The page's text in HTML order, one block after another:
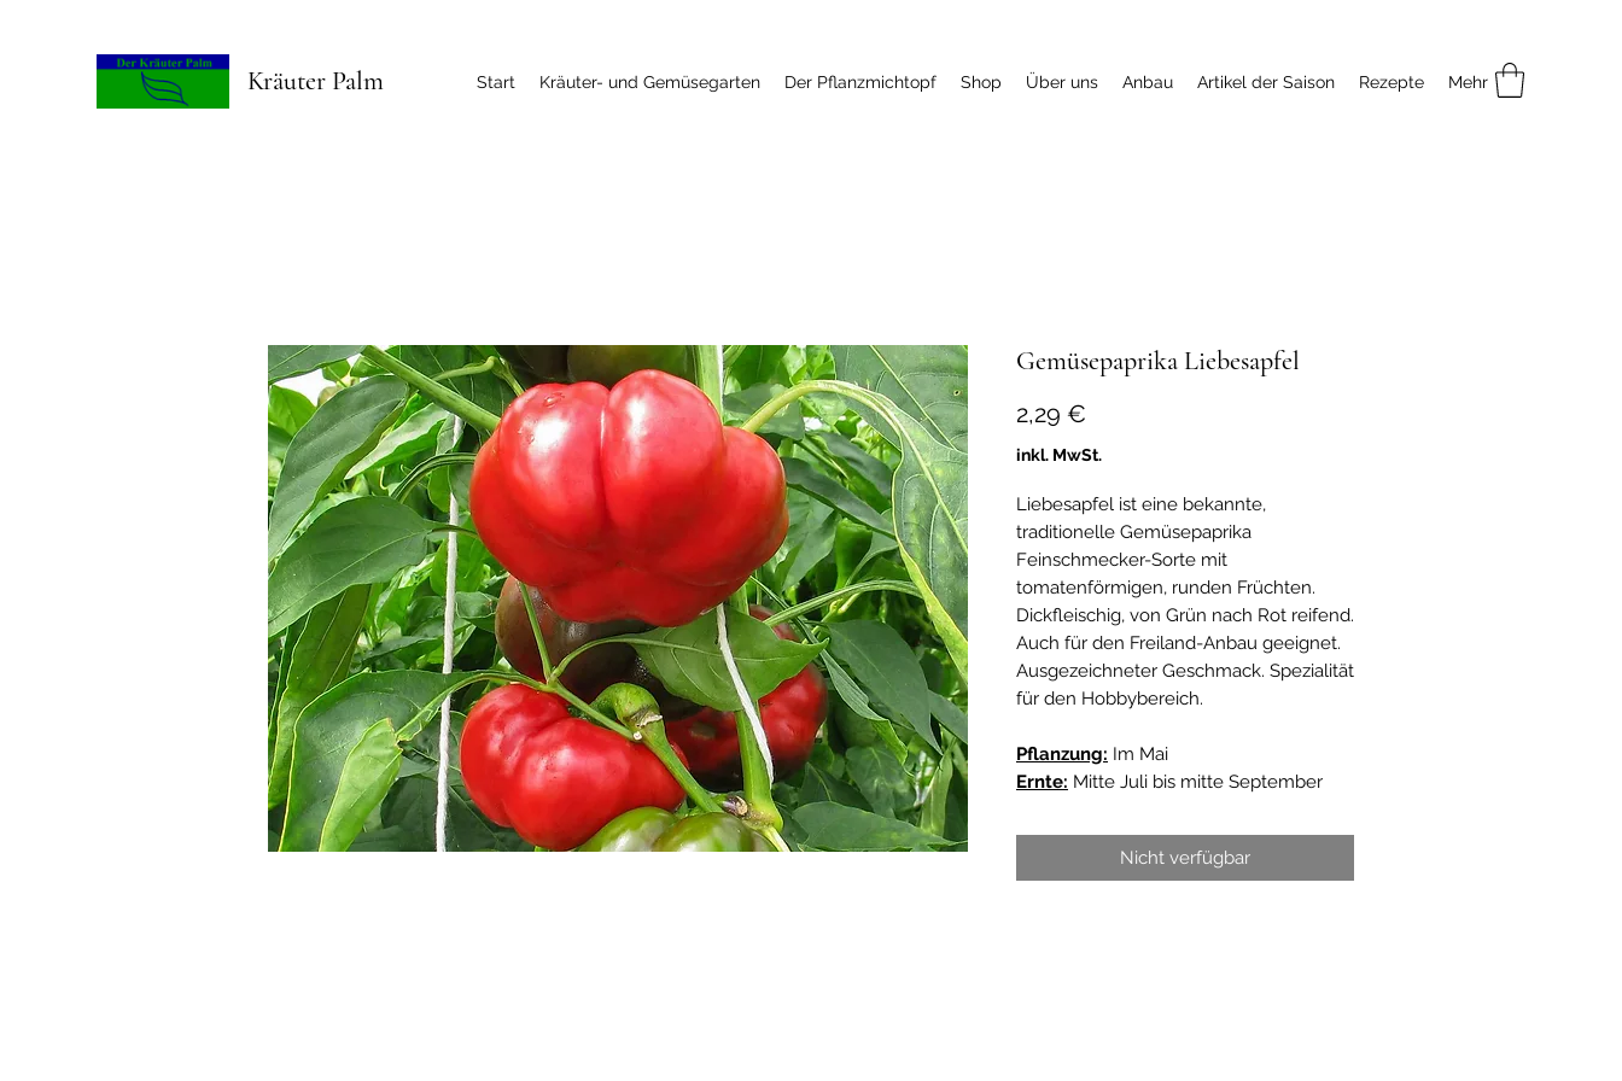
Kräuter Palm Start Kräuter- und Gemüsegarten Der Pflanzmichtopf Shop Über uns Anbau Artikel der Saison Rezepte Mehr
Gemüsepaprika Liebesapfel
2,29 €
inkl. MwSt.
Liebesapfel ist eine bekannte,
traditionelle Gemüsepaprika
Feinschmecker-Sorte mit
tomatenförmigen, runden Früchten.
Dickfleischig, von Grün nach Rot reifend.
Auch für den Freiland-Anbau geeignet.
Ausgezeichneter Geschmack. Spezialität
für den Hobbybereich.
Pflanzung: Im Mai
Ernte: Mitte Juli bis mitte September
Nicht verfügbar